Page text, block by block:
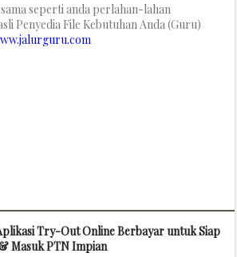
seperti anda perlahan-lahan
Penyedia File Kebutuhan Anda (Guru)
Try-Out Online Berbayar untuk Siap
Masuk PTN Impian